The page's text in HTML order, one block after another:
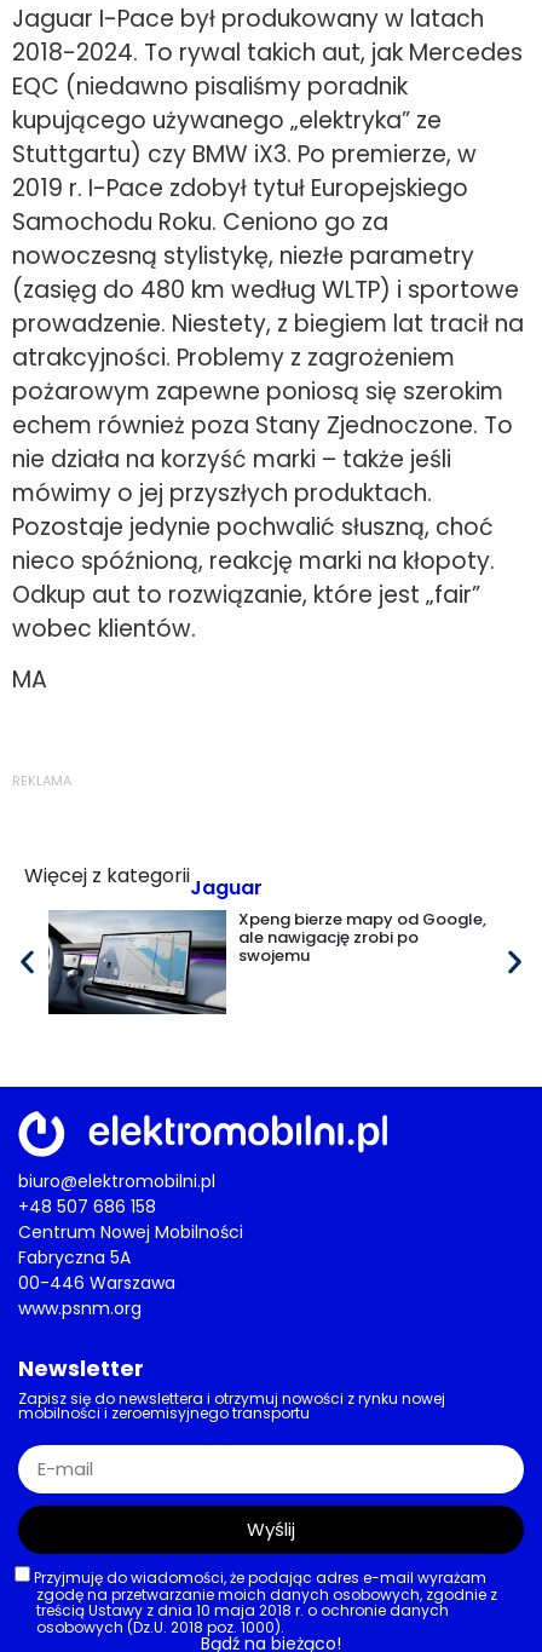
Jaguar I-Pace był produkowany w latach
2018-2024. To rywal takich aut, jak Mercedes
EQC (niedawno pisaliśmy poradnik
kupującego używanego „elektryka” ze
Stuttgartu) czy BMW iX3. Po premierze, w
2019 r. I-Pace zdobył tytuł Europejskiego
Samochodu Roku. Ceniono go za
nowoczesną stylistykę, niezłe parametry
(zasięg do 480 km według WLTP) i sportowe
prowadzenie. Niestety, z biegiem lat tracił na
atrakcyjności. Problemy z zagrożeniem
pożarowym zapewne poniosą się szerokim
echem również poza Stany Zjednoczone. To
nie działa na korzyść marki – także jeśli
mówimy o jej przyszłych produktach.
Pozostaje jedynie pochwalić słuszną, choć
nieco spóźnioną, reakcję marki na kłopoty.
Odkup aut to rozwiązanie, które jest „fair”
wobec klientów.
MA
REKLAMA
Więcej z kategoriiJaguar
Xpeng bierze mapy od Google,
ale nawigację zrobi po
swojemu
biuro@elektromobilni.pl
+48 507 686 158
Centrum Nowej Mobilności
Fabryczna 5A
00-446 Warszawa
www.psnm.org
Newsletter
Zapisz się do newslettera i otrzymuj nowości z rynku nowej
mobilności i zeroemisyjnego transportu
Przyjmuję do wiadomości, że podając adres e-mail wyrażam
zgodę na przetwarzanie moich danych osobowych, zgodnie z
treścią Ustawy z dnia 10 maja 2018 r. o ochronie danych
osobowych (Dz.U. 2018 poz. 1000).
Wyślij
Bądź na bieżąco!